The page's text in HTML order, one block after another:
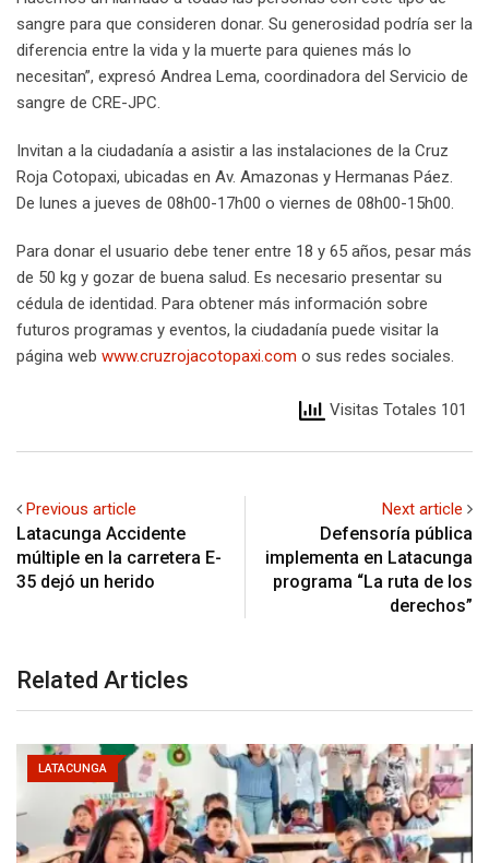
sangre para que consideren donar. Su generosidad podría ser la
diferencia entre la vida y la muerte para quienes más lo
necesitan”, expresó Andrea Lema, coordinadora del Servicio de
sangre de CRE-JPC.
Invitan a la ciudadanía a asistir a las instalaciones de la Cruz
Roja Cotopaxi, ubicadas en Av. Amazonas y Hermanas Páez.
De lunes a jueves de 08h00-17h00 o viernes de 08h00-15h00.
Para donar el usuario debe tener entre 18 y 65 años, pesar más
de 50 kg y gozar de buena salud. Es necesario presentar su
cédula de identidad. Para obtener más información sobre
futuros programas y eventos, la ciudadanía puede visitar la
página web www.cruzrojacotopaxi.com o sus redes sociales.
Visitas Totales 101
Previous article
Latacunga Accidente
múltiple en la carretera E-
35 dejó un herido
Next article
Defensoría pública
implementa en Latacunga
programa “La ruta de los
derechos”
Related Articles
LATACUNGA